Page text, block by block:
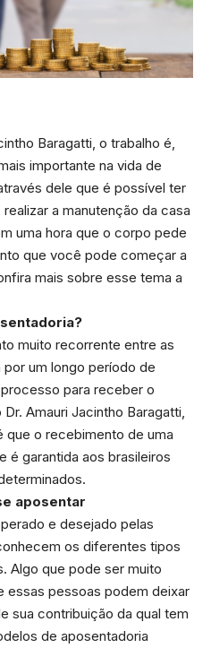
Baragatti, o trabalho é,
importante na vida de
dele que é possível ter
a manutenção da casa
uma hora que o corpo pede
que você pode começar a
mais sobre esse tema a
muito recorrente entre as
um longo período de
para receber o
Amauri Jacintho Baragatti,
que o recebimento de uma
é garantida aos brasileiros
aposentar
e desejado pelas
os diferentes tipos
Algo que pode ser muito
essas pessoas podem deixar
sua contribuição da qual tem
de aposentadoria